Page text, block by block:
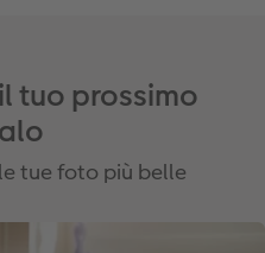
tuo prossimo
tue foto più belle